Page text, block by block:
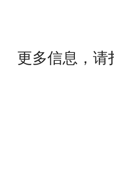
更多信息，请